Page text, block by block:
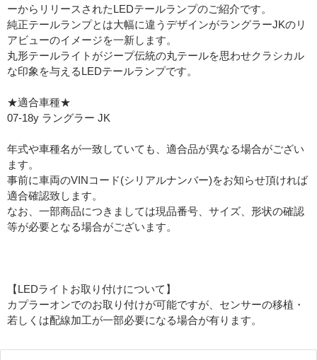
ーからリリースされたLEDテールランプのご紹介です。
純正テールランプとは大幅に違うデザインがラングラーJKのリ
アビューのイメージを一新します。
丸形テールライトがジープ伝統の丸テールを思わせクラシカル
な印象を与えるLEDテールランプです。
★適合車種★
07-18y ラングラー JK
年式や車種名が一致していても、適合品が異なる場合がござい
ます。
事前に車両のVINコード(シリアルナンバー)をお知らせ頂ければ
適合確認致します。
なお、一部商品につきましては現品番号、サイズ、形状の確認
等が必要となる場合がございます。
【LEDライトお取り付けについて】
カプラーオンでのお取り付けが可能ですが、センサーの移植・
若しくは配線加工が一部必要になる場合が有ります。